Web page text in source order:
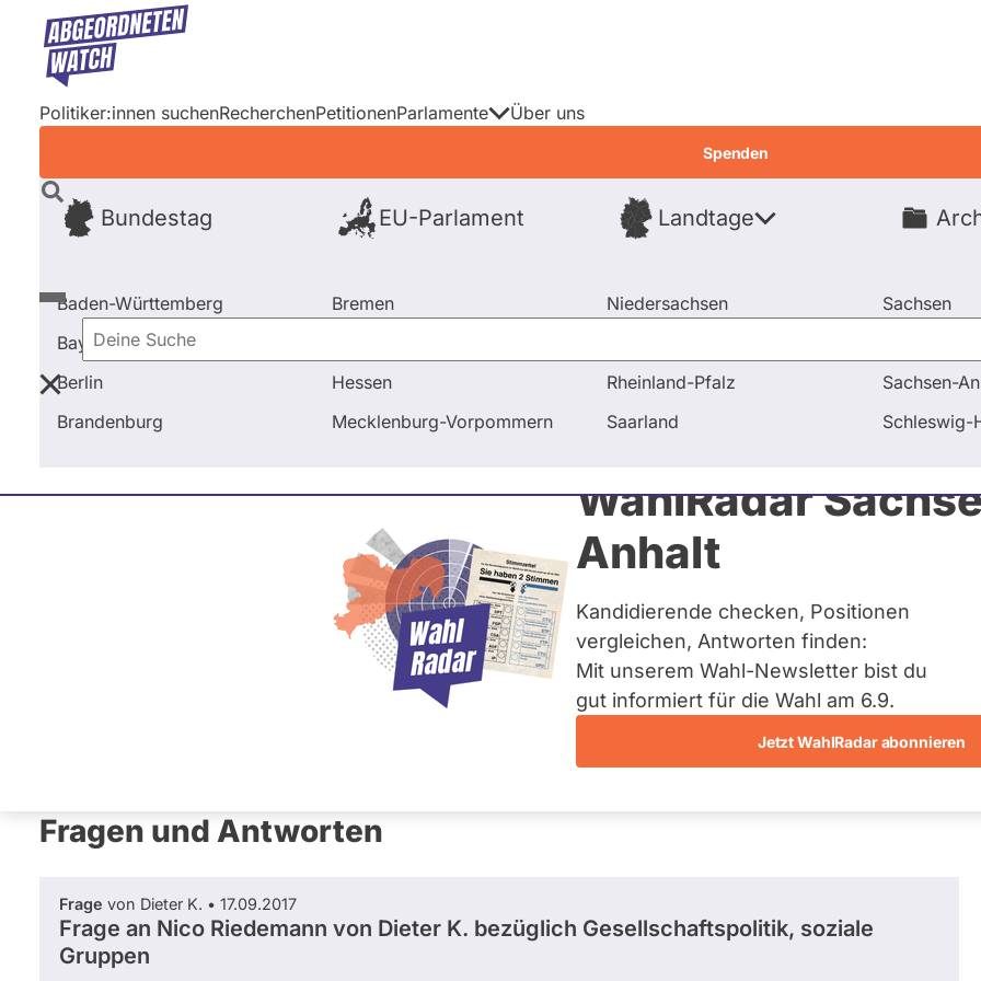
Direkt
Inhalt
Politiker:innen suchenRecherchenPetitionenParlamente
Bundestag EU-Parlament Landtage
Baden-Württemberg
Bayern
Berlin
Brandenburg
Bremen
Hessen
Mecklenburg-Vorpommern
Niedersachsen
Rheinland-Pfalz
Saarland
Sachsen
Sachsen-
Schleswig-
Über uns
Spenden
Deine
Suche
WahlRadar
Anhalt
Kandidierende checken, Positionen
vergleichen, Antworten finden:
Mit unserem Wahl-Newsletter bist du
gut informiert für die Wahl am 6.9.
Jetzt WahlRadar abonnieren
Startseite Frage stellen Nico Riedemann
Nico Riedemann
Dieser Politiker hat kein aktuelles und kein zukünftiges
Mandat und keine Direktandidatur auf Landes-, Bundes-
oder EU-Ebene. Mögliche Kandidaturen über eine
Wahlliste werden bei uns nicht erfasst.
Fragen und Antworten
Frage von Dieter K. • 17.09.2017
Frage an Nico Riedemann von Dieter K. bezüglich Gesellschaftspolitik, soziale
Gruppen